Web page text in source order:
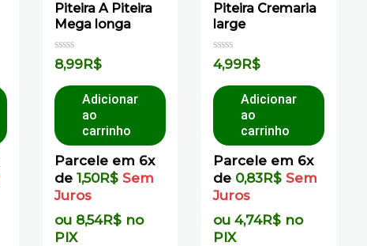
Piteira A Piteira
Mega longa
Avaliação
0
5
8,99R$
Adicionar
ao
carrinho
Parcele em 6x
de 1,50R$ Sem
Juros
ou 8,54R$ no
PIX
Piteira Cremaria
large
Avaliação
0
5
4,99R$
Adicionar
ao
carrinho
Parcele em 6x
de 0,83R$ Sem
Juros
ou 4,74R$ no
PIX